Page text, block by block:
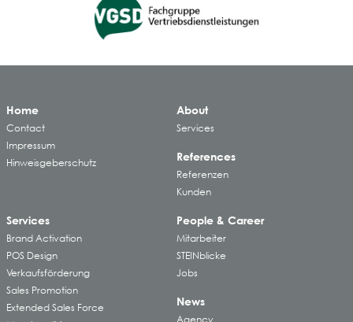
Home
Contact
Impressum
Hinweisgeberschutz
About
Services
References
Referenzen
Kunden
Services
Brand Activation
POS Design
Verkaufsförderung
Sales Promotion
Extended Sales Force
People & Career
Mitarbeiter
STEINblicke
Jobs
News
Agency